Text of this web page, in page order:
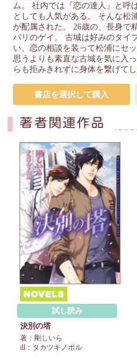
ム。 社内では『恋の達人』と呼
としても人気がある。 そんな松
が配属された。 26歳の、長身で
バリのゲイ。 古城は好みのタイ
い、恋の相談を装って松浦にセ
思うよりも素直な古城を気に入
らも拒みきれずに身体を繋げて
書店を選択して購入
著者関連作品
試し読み
決別の塔
著：剛しいら
ill：タカツキノボル